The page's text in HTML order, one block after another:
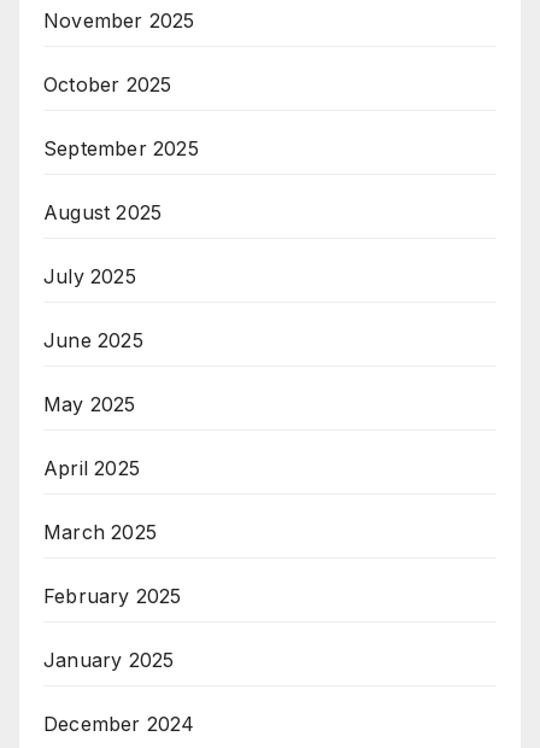
November 2025
October 2025
September 2025
August 2025
July 2025
June 2025
May 2025
April 2025
March 2025
February 2025
January 2025
December 2024